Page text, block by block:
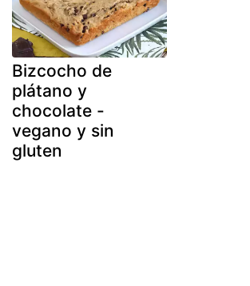
Bizcocho de
plátano y
chocolate -
vegano y sin
gluten